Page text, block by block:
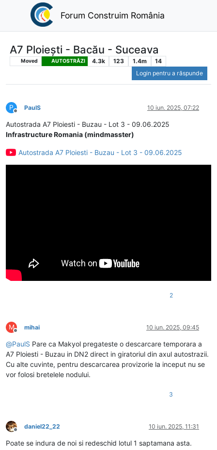
Forum Construim România
A7 Ploiești - Bacău - Suceava
Moved AUTOSTRĂZI 4.3k 123 1.4m
14
Login pentru a răspunde
P
Deconectat
PaulS 10 iun. 2025, 07:22
Autostrada A7 Ploiesti - Buzau - Lot 3 - 09.06.2025
Infrastructure Romania (mindmasster)
Autostrada A7 Ploiesti - Buzau - Lot 3 - 09.06.2025
2
M
Deconectat
mihai 10 iun. 2025, 09:45
@PaulS Pare ca Makyol pregateste o descarcare temporara a
A7 Ploiesti - Buzau in DN2 direct in giratoriul din axul autostrazii.
Cu alte cuvinte, pentru descarcarea provizorie la inceput nu se
vor folosi bretelele nodului.
3
Deconectat
daniel22_22 10 iun. 2025, 11:31
Poate se indura de noi si redeschid lotul 1 saptamana asta.